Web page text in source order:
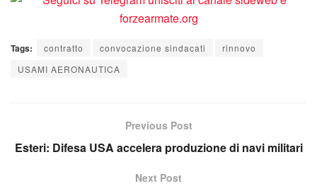
Tags: contratto convocazione sindacati
rinnovo
USAMI AERONAUTICA
Previous Post
Esteri: Difesa USA accelera produzione di navi militari
Next Post